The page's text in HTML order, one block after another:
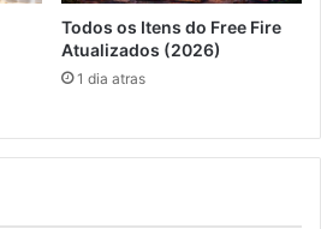
Todos os Itens do Free Fire
Atualizados (2026)
1 dia atras